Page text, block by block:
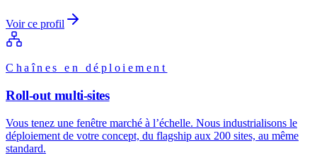
Voir ce profil
Chaînes en déploiement
Roll-out multi-sites
Vous tenez une fenêtre marché à l’échelle. Nous industrialisons le
déploiement de votre concept, du flagship aux 200 sites, au même
standard.